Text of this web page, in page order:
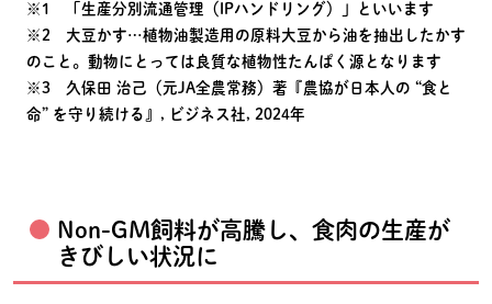
※1 「生産分別流通管理（IPハンドリング）」といいます
※2 大豆かす…植物油製造用の原料大豆から油を抽出したかす
のこと。動物にとっては良質な植物性たんぱく源となります
※3 久保田 治己（元JA全農常務）著『農協が日本人の “食と
命” を守り続ける』, ビジネス社, 2024年
Non-GM飼料が高騰し、食肉の生産が
きびしい状況に